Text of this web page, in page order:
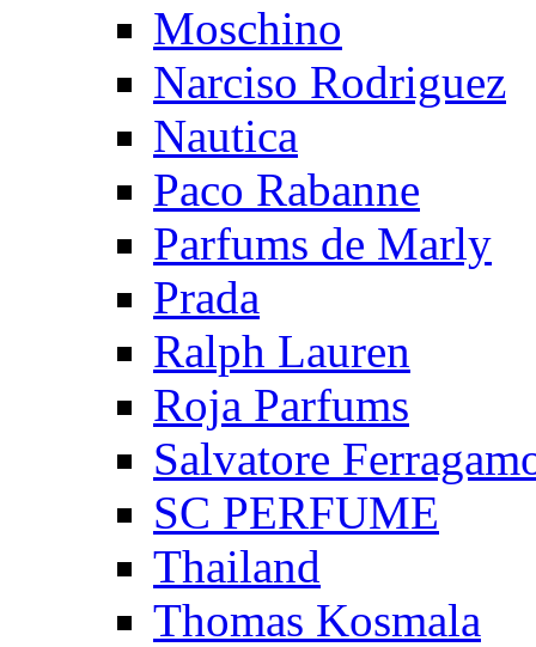
Moschino
Narciso Rodriguez
Nautica
Paco Rabanne
Parfums de Marly
Prada
Ralph Lauren
Roja Parfums
Salvatore
SC PERFUME
Thailand
Thomas Kosmala